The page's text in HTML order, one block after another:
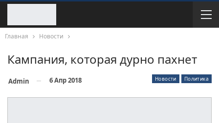
Главная Новости
Кампания, которая дурно пахнет
Новости Политика
Admin 6 Апр 2018